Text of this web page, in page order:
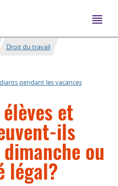
Droit du travail
pendant les vacances
et
ils
ou
légal?